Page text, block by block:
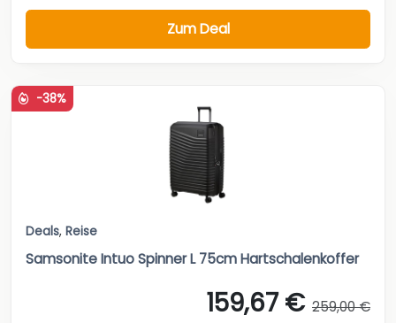
Zum Deal
-38%
Deals, Reise
Samsonite Intuo Spinner L 75cm Hartschalenkoffer
159,67 € 259,00 €